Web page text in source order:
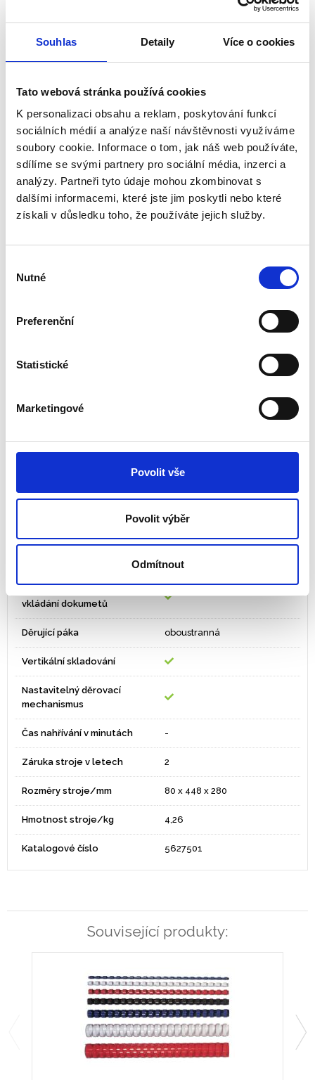
Souhlas Detaily Více o cookies
Tato webová stránka používá cookies
K personalizaci obsahu a reklam, poskytování funkcí
sociálních médií a analýze naší návštěvnosti využíváme
soubory cookie. Informace o tom, jak náš web používáte,
sdílíme se svými partnery pro sociální média, inzerci a
analýzy. Partneři tyto údaje mohou zkombinovat s
dalšími informacemi, které jste jim poskytli nebo které
získali v důsledku toho, že používáte jejich služby.
souhlasu
Nutné
Preferenční
Statistické
Marketingové
Povolit vše
Povolit výběr
Odmítnout
Děrování až do 15 listů papíru formátu A4 (80g) současně,
může vázat dokumenty s kapacitou vazby až 150 listů
papíru, max. průměr hřbetu 19 mm
Děrovací vertikální mechanismus umožňuje nezávislé
Speciální zásuvka pro hřbety s unikátním patentovaným
pro vazbu dokumentů
Snadnost skladování díky vertikálnímu systému nastavení
Záruka 2 roky
Tisk PDF
Typ vazby
Max. průměr hřbetu/mm
Zásuvka s možností uložení
Měrka výběru hřbetu / krytu
vkládání dokumetů
Děrující páka oboustranná
Vertikální skladování
Nastavitelný děrovací
mechanismus
Čas nahřívání v minutách -
Záruka stroje v letech 2
Rozměry stroje/mm 80 x 448 x 280
Hmotnost stroje/kg 4,26
Katalogové číslo 5627501
Související produkty: